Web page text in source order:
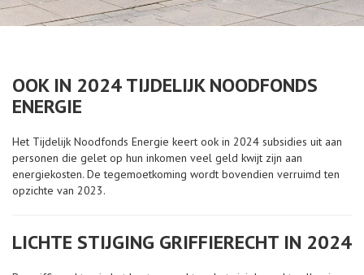
OOK IN 2024 TIJDELIJK NOODFONDS
ENERGIE
Het Tijdelijk Noodfonds Energie keert ook in 2024 subsidies uit aan
personen die gelet op hun inkomen veel geld kwijt zijn aan
energiekosten. De tegemoetkoming wordt bovendien verruimd ten
opzichte van 2023.
LICHTE STIJGING GRIFFIERECHT IN 2024